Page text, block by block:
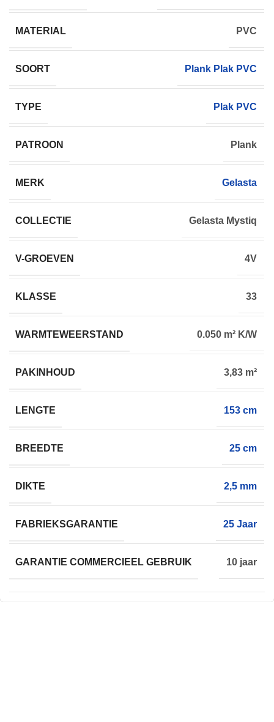
MATERIAL PVC
SOORT Plank Plak PVC
TYPE Plak PVC
PATROON Plank
MERK Gelasta
COLLECTIE Gelasta Mystiq
V-GROEVEN 4V
KLASSE 33
WARMTEWEERSTAND 0.050 m² K/W
PAKINHOUD 3,83 m²
LENGTE 153 cm
BREEDTE 25 cm
DIKTE 2,5 mm
FABRIEKSGARANTIE 25 Jaar
GARANTIE COMMERCIEEL GEBRUIK 10 jaar